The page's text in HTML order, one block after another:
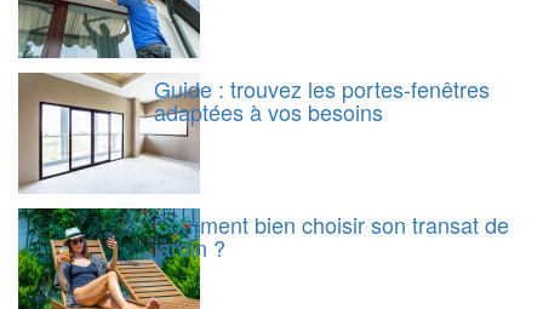
Guide : trouvez les portes-fenêtres
adaptées à vos besoins
Comment bien choisir son transat de
jardin ?